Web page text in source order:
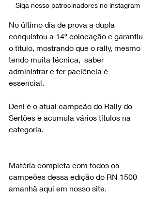
Siga nosso patrocinadores no instagram
No último dia de prova a dupla
conquistou a 14ª colocação e garantiu
o título, mostrando que o rally, mesmo
tendo muita técnica,  saber
administrar e ter paciência é
essencial.
Deni é o atual campeão do Rally do
Sertões e acumula vários títulos na
categoria.
Matéria completa com todos os
campeões dessa edição do RN 1500
amanhã aqui em nosso site.